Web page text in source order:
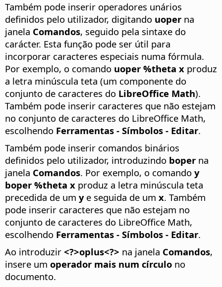
Também pode inserir operadores unários
definidos pelo utilizador, digitando uoper na
janela Comandos, seguido pela sintaxe do
carácter. Esta função pode ser útil para
incorporar caracteres especiais numa fórmula.
Por exemplo, o comando uoper %theta x produz
a letra minúscula teta (um componente do
conjunto de caracteres do LibreOffice Math).
Também pode inserir caracteres que não estejam
no conjunto de caracteres do LibreOffice Math,
escolhendo Ferramentas - Símbolos - Editar.
Também pode inserir comandos binários
definidos pelo utilizador, introduzindo boper na
janela Comandos. Por exemplo, o comando y
boper %theta x produz a letra minúscula teta
precedida de um ye seguida de um x. Também
pode inserir caracteres que não estejam no
conjunto de caracteres do LibreOffice Math,
escolhendo Ferramentas - Símbolos - Editar.
Ao introduzir <?>oplus<?> na janela Comandos,
insere um operador mais num círculo no
documento.